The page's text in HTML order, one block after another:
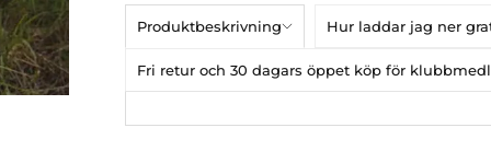
Produktbeskrivning Hur laddar jag ner
Fri retur och 30 dagars öppet köp för